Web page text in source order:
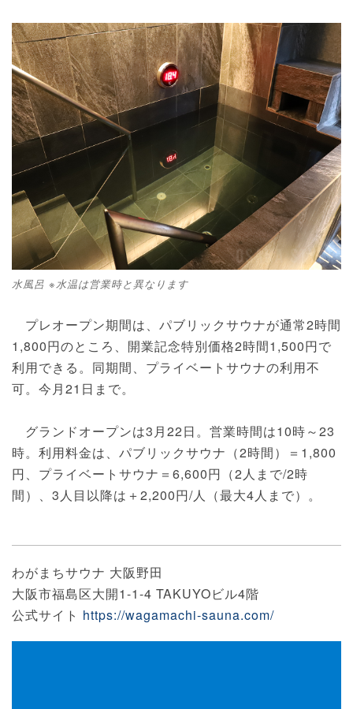
水風呂 ※水温は営業時と異なります
プレオープン期間は、パブリックサウナが通常2時間
1,800円のところ、開業記念特別価格2時間1,500円で
利用できる。同期間、プライベートサウナの利用不
可。今月21日まで。
グランドオープンは3月22日。営業時間は10時～23
時。利用料金は、パブリックサウナ（2時間）＝1,800
円、プライベートサウナ＝6,600円（2人まで/2時
間）、3人目以降は＋2,200円/人（最大4人まで）。
わがまちサウナ 大阪野田
大阪市福島区大開1-1-4 TAKUYOビル4階
公式サイト https://wagamachi-sauna.com/